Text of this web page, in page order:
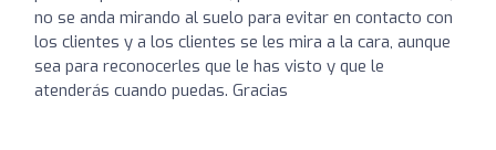
no se anda mirando al suelo para evitar en contacto con
los clientes y a los clientes se les mira a la cara, aunque
sea para reconocerles que le has visto y que le
atenderás cuando puedas. Gracias